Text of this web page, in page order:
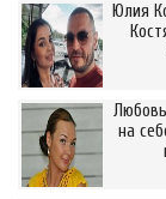
Юлия
на